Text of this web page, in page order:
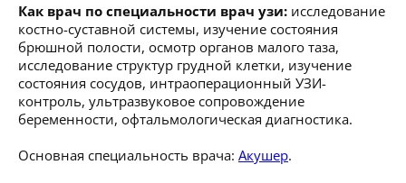
Как врач по специальности врач узи: исследование
костно-суставной системы, изучение состояния
брюшной полости, осмотр органов малого таза,
исследование структур грудной клетки, изучение
состояния сосудов, интраоперационный УЗИ-
контроль, ультразвуковое сопровождение
беременности, офтальмологическая диагностика.
Основная специальность врача: Акушер.